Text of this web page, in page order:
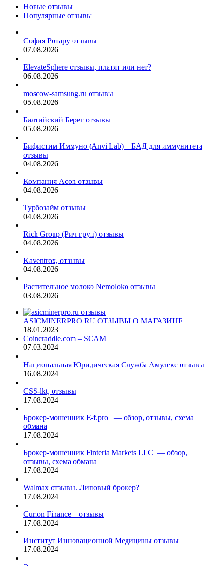
Новые отзывы
Популярные отзывы
София Ротару отзывы
07.08.2026
ElevateSphere отзывы, платят или нет?
06.08.2026
moscow-samsung.ru отзывы
05.08.2026
Балтийский Берег отзывы
05.08.2026
Бифистим Иммуно (Anvi Lab) – БАД для иммунитета
отзывы
04.08.2026
Компания Acon отзывы
04.08.2026
Турбозайм отзывы
04.08.2026
Rich Group (Рич груп) отзывы
04.08.2026
Kaventrox, отзывы
04.08.2026
Растительное молоко Nemoloko отзывы
03.08.2026
ASICMINERPRO.RU ОТЗЫВЫ О МАГАЗИНЕ
18.01.2023
Coincraddle.com – SCAM
07.03.2024
Национальная Юридическая Служба Амулекс отзывы
16.08.2024
CSS-lkt, отзывы
17.08.2024
Брокер-мошенник E-f.pro — обзор, отзывы, схема
обмана
17.08.2024
Брокер-мошенник Finteria Markets LLC — обзор,
отзывы, схема обмана
17.08.2024
Walmax отзывы. Липовый брокер?
17.08.2024
Curion Finance – отзывы
17.08.2024
Институт Инновационной Медицины отзывы
17.08.2024